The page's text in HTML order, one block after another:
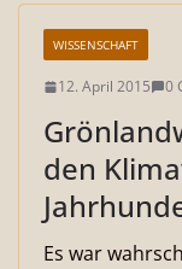
WISSENSCHAFT
12. April 2015 0
den
Es war